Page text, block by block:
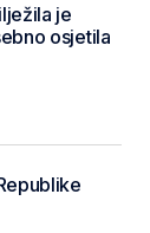
je
osjetila